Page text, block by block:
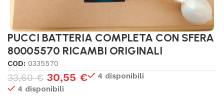
PUCCI BATTERIA COMPLETA CON SFERA
80005570 RICAMBI ORIGINALI
COD: 0335570
33,60€ 30,55 €
4 disponibili
4 disponibili